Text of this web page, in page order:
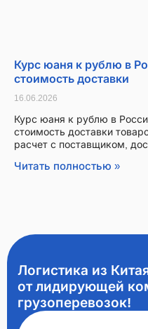
Курс юаня к рублю в
стоимость доставки
16.06.2026
Курс юаня к рублю в
стоимость доставки
расчет с поставщиком,
Читать полностью »
Логистика из
от лидирующей
грузоперевозок!